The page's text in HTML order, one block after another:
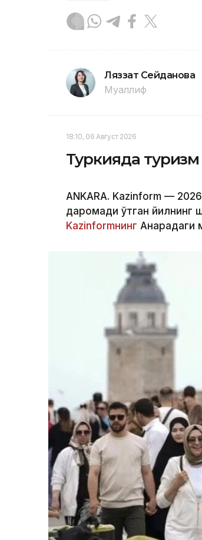
Ляззат Сейданова
Муаллиф
18:10, 06 Август 2026
Туркияда
ANKARA. Kazinform —
даромади ўтган йилнинг
Kazinformнинг Анқарадаги